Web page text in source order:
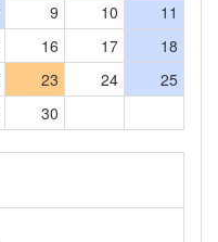
9 10
11
16 17
18
23 24
25
30